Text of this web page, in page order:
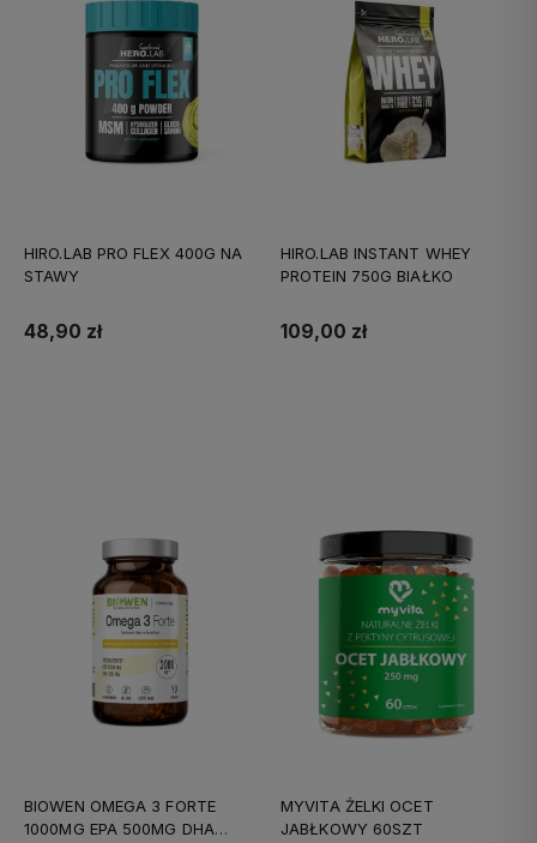
HIRO.LAB PRO FLEX 400G NA
STAWY
48,90 zł
HIRO.LAB INSTANT WHEY
PROTEIN 750G BIAŁKO
109,00 zł
BIOWEN OMEGA 3 FORTE
1000MG EPA 500MG DHA
MYVITA ŻELKI OCET
JABŁKOWY 60SZT